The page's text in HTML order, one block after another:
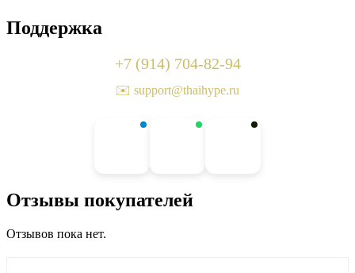
Поддержка
+7 (914) 704-82-94
✉️ support@thaihype.ru
Отзывы покупателей
Отзывов пока нет.